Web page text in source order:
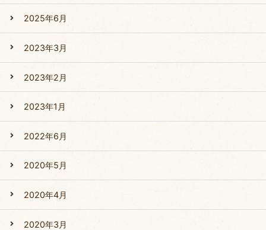
2025年6月
2023年3月
2023年2月
2023年1月
2022年6月
2020年5月
2020年4月
2020年3月